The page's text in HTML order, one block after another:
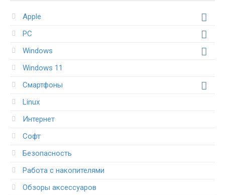
Apple
PC
Windows
Windows 11
Смартфоны
Linux
Интернет
Софт
Безопасность
Работа с накопителями
Обзоры аксессуаров